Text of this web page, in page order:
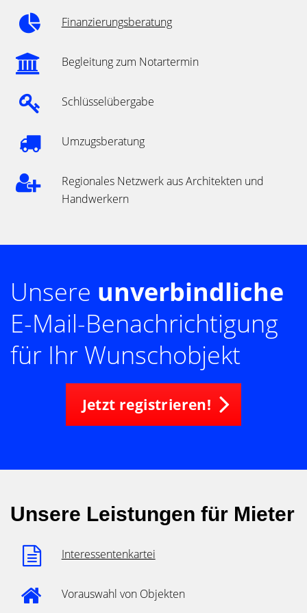
Finanzierungsberatung
Begleitung zum Notartermin
Schlüsselübergabe
Umzugsberatung
Regionales Netzwerk aus Architekten und
Handwerkern
Unsere unverbindliche
E-Mail-Benachrichtigung
für Ihr Wunschobjekt
Jetzt registrieren!
Unsere Leistungen für Mieter
Interessentenkartei
Vorauswahl von Objekten